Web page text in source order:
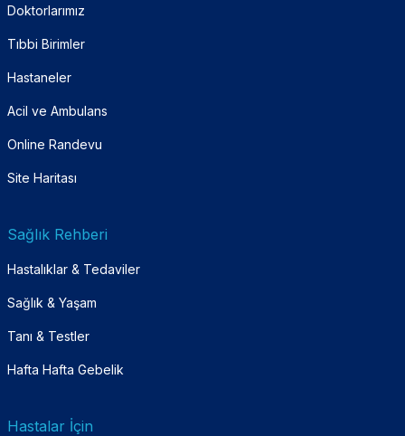
Doktorlarımız
Tıbbi Birimler
Hastaneler
Acil ve Ambulans
Online Randevu
Site Haritası
Sağlık Rehberi
Hastalıklar & Tedaviler
Sağlık & Yaşam
Tanı & Testler
Hafta Hafta Gebelik
Hastalar İçin